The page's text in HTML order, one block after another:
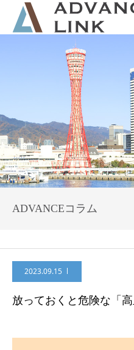
ADVANCEコラム
2023.09.15
放っておくと危険な「高
会社概要
ネット保険
事業保険